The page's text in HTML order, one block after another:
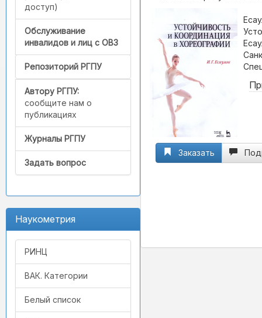
доступ)
Обслуживание
инвалидов и лиц с ОВЗ
Репозиторий РГПУ
Автору РГПУ:
сообщите нам о
публикациях
Журналы РГПУ
Задать вопрос
Наукометрия
РИНЦ
ВАК. Категории
Белый список
Заказать